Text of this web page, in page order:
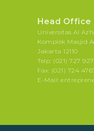
Head Office
Universitas Al
Komplek Masjid
Jakarta 12110
Telp: (021) 727
Fax: (021) 724
E-Mail: